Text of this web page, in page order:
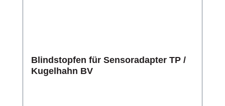
Blindstopfen für Sensoradapter TP /
Kugelhahn BV